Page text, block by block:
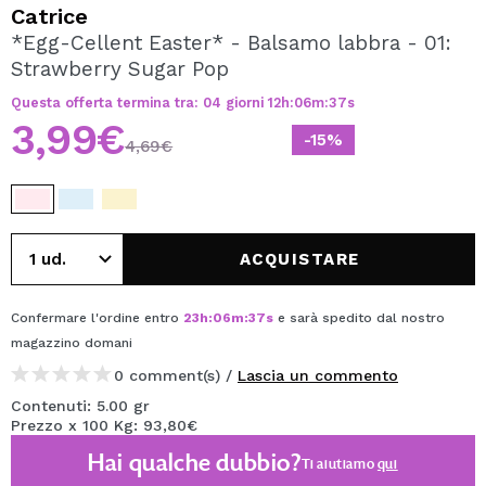
Creando un account su Maquibeauty.it potrai fare i tuoi
acquisti velocemente, controllare lo stato dei tuoi ordini e
Catrice
*Egg-Cellent Easter* - Balsamo labbra - 01:
Strawberry Sugar Pop
Questa offerta termina tra: 04 giorni 12h:06m:37s
-15%
3,99€4,69€
ACQUISTARE
Confermare l'ordine entro 23h:06m:37s e sarà spedito dal nostro
magazzino domani
0 comment(s) / Lascia un commento
Contenuti: 5.00 gr
Prezzo x 100 Kg: 93,80€
Hai qualche dubbio?Ti aiutiamoqui